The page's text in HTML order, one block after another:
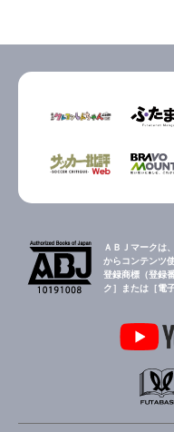
ＡＢＪマークは
からコンテンツ
登録商標（登録
ク］または［電